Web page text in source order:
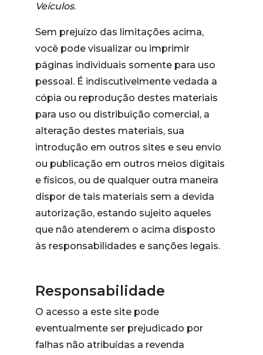
Veículos.
Sem prejuízo das limitações acima,
você pode visualizar ou imprimir
páginas individuais somente para uso
pessoal. É indiscutivelmente vedada a
cópia ou reprodução destes materiais
para uso ou distribuição comercial, a
alteração destes materiais, sua
introdução em outros sites e seu envio
ou publicação em outros meios digitais
e físicos, ou de qualquer outra maneira
dispor de tais materiais sem a devida
autorização, estando sujeito aqueles
que não atenderem o acima disposto
às responsabilidades e sanções legais.
Responsabilidade
O acesso a este site pode
eventualmente ser prejudicado por
falhas não atribuídas a revenda